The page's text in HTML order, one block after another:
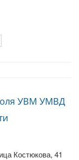
УВМ УМВД
Костюкова, 41